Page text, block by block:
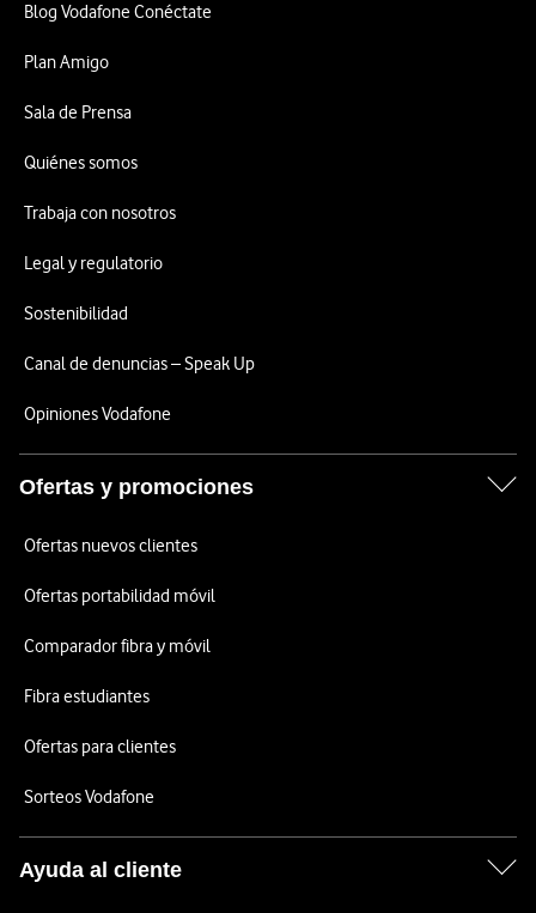
Blog Vodafone Conéctate
Plan Amigo
Sala de Prensa
Quiénes somos
Trabaja con nosotros
Legal y regulatorio
Sostenibilidad
Canal de denuncias – Speak Up
Opiniones Vodafone
Ofertas y promociones
Ofertas nuevos clientes
Ofertas portabilidad móvil
Comparador fibra y móvil
Fibra estudiantes
Ofertas para clientes
Sorteos Vodafone
Ayuda al cliente